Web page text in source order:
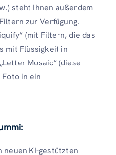
steht Ihnen außerdem
zur Verfügung.
(mit Filtern, die das
mit Flüssigkeit in
Mosaic“ (diese
in ein
neuen KI-gestützten